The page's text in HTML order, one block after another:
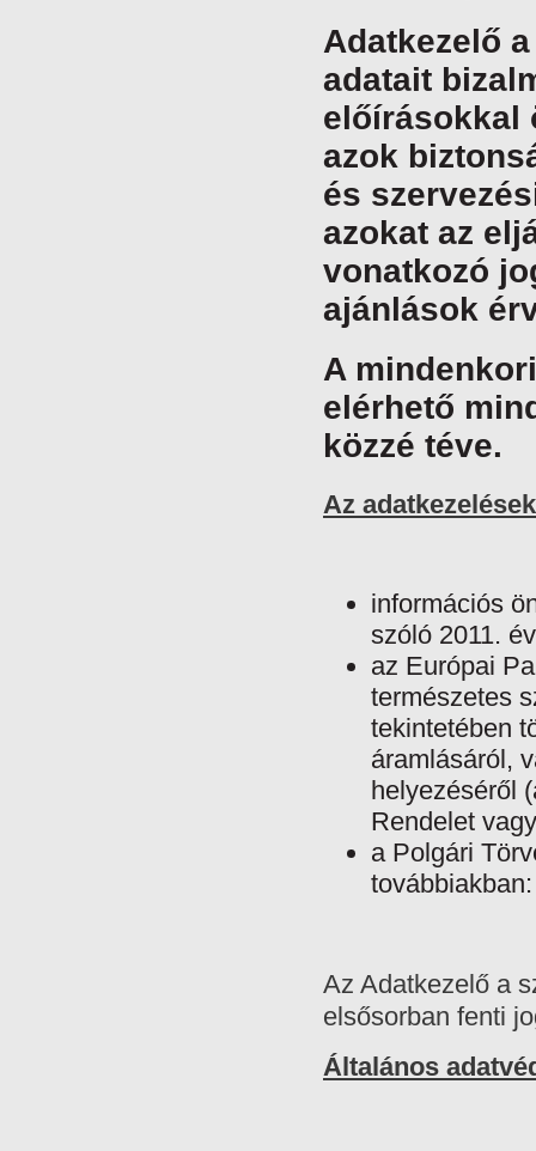
Adatkezelő
adatait
előírásokkal
azok
és
azokat az
vonatkozó
ajánlások
A
elérhető
közzé téve.
Az
információs
szóló 2011.
az Európai
természetes
tekintetében
áramlásáról,
helyezéséről
Rendelet
a Polgári
Az Adatkezelő a
elsősorban fenti
Általános